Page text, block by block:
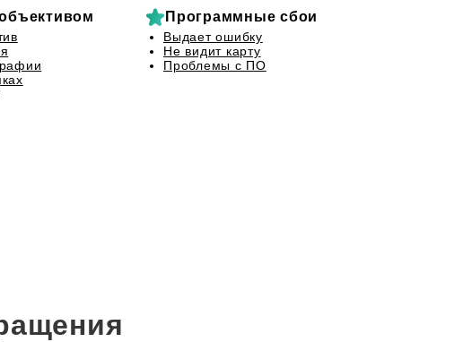
Программные сбои
Выдает ошибку
Не видит карту
Проблемы с ПО